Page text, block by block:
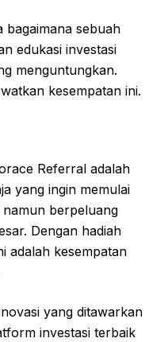
bagaimana sebuah
edukasi investasi
menguntungkan.
kesempatan ini.
Referral adalah
yang ingin memulai
namun berpeluang
Dengan hadiah
adalah kesempatan
yang ditawarkan
investasi terbaik